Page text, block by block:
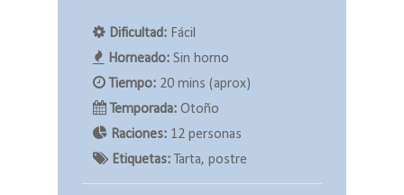
Dificultad: Fácil
Horneado: Sin horno
Tiempo: 20 mins (aprox)
Temporada: Otoño
Raciones: 12 personas
Etiquetas: Tarta, postre